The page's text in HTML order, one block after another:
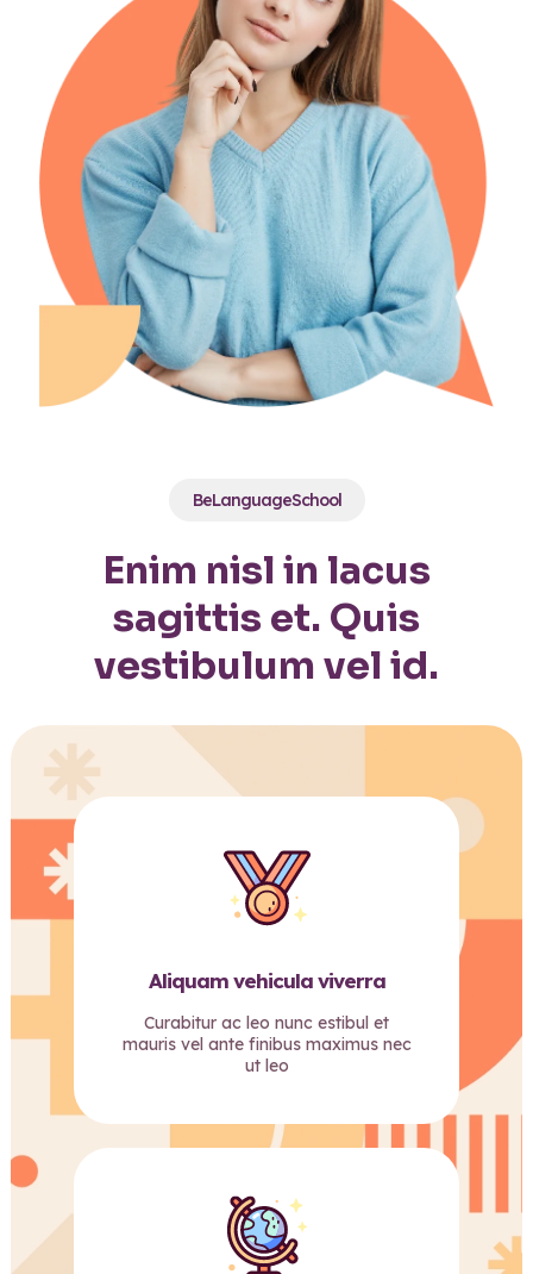
BeLanguageSchool
Enim nisl in lacus
sagittis et. Quis
vestibulum vel id.
Aliquam vehicula viverra
Curabitur ac leo nunc estibul et
mauris vel ante finibus maximus nec
ut leo